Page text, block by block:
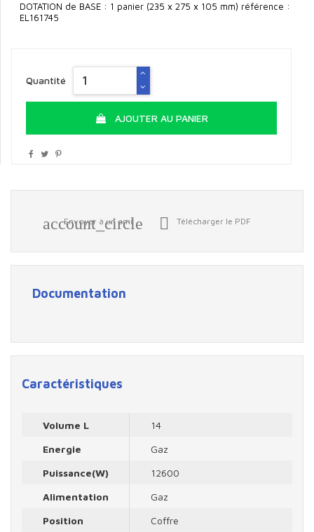
DOTATION de BASE : 1 panier (235 x 275 x 105 mm) référence :
EL161745
Quantité
AJOUTER AU PANIER
account_circle
Envoyer à un ami  Télécharger le PDF
Documentation
Caractéristiques
Volume L
14
Energie
Gaz
Puissance(W)
12600
Alimentation
Gaz
Position
Coffre